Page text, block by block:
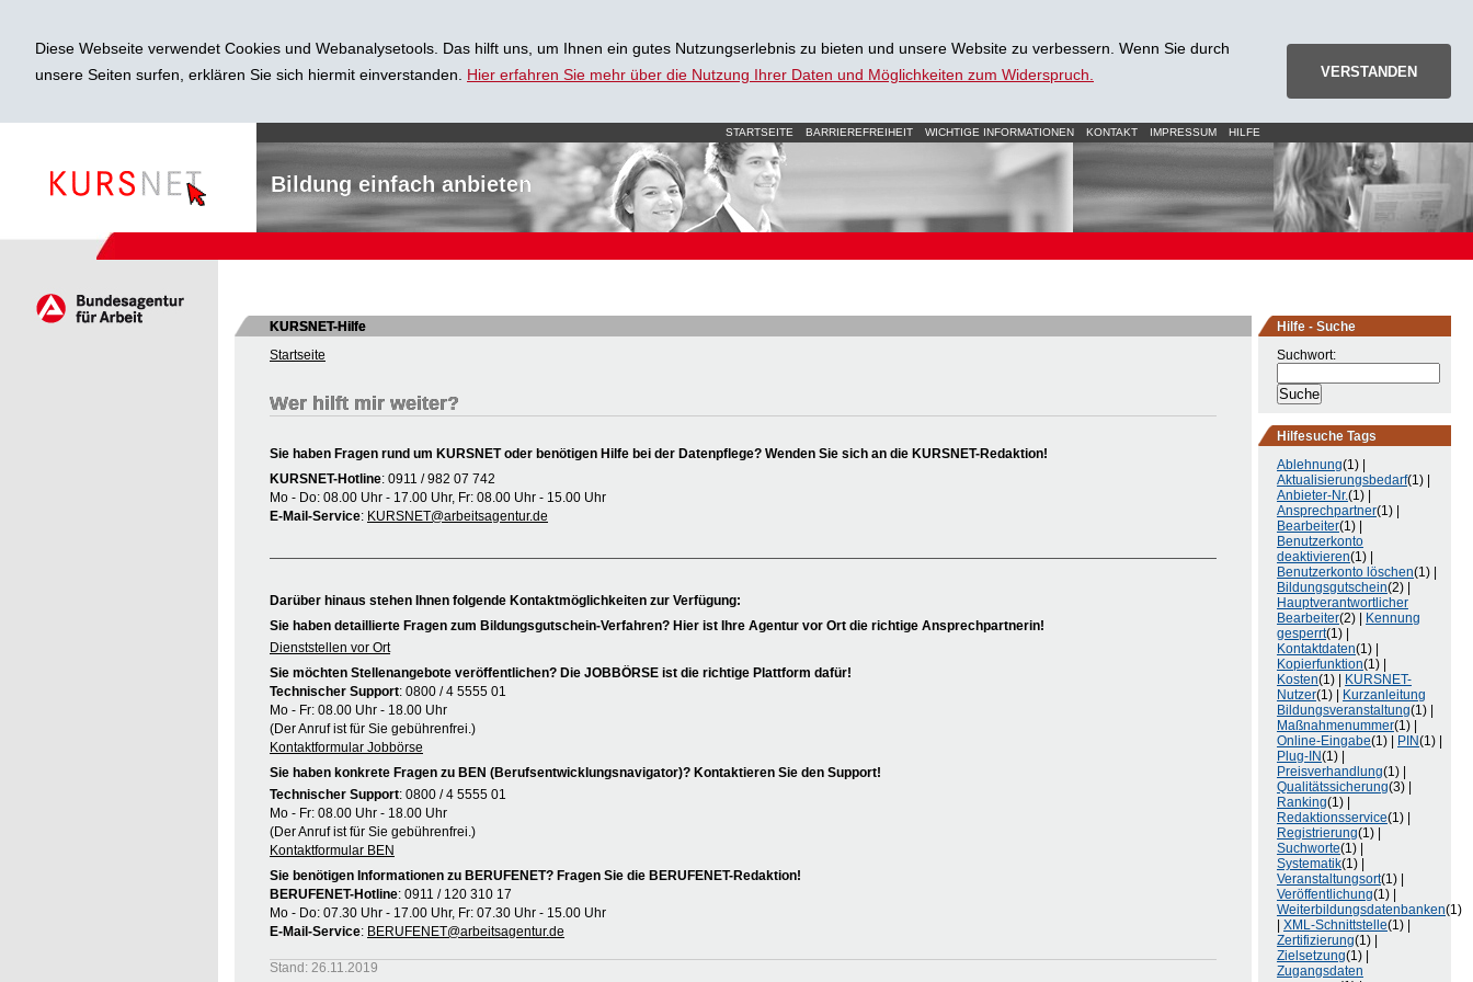
Diese Webseite verwendet Cookies und Webanalysetools. Das hilft uns, um Ihnen ein gutes Nutzungserlebnis zu bieten und unsere Website zu verbessern. Wenn Sie durch
unsere Seiten surfen, erklären Sie sich hiermit einverstanden. Hier erfahren Sie mehr über die Nutzung Ihrer Daten und Möglichkeiten zum Widerspruch. VERSTANDEN
STARTSEITE BARRIEREFREIHEIT WICHTIGE INFORMATIONEN KONTAKT IMPRESSUM HILFE
Bildung einfach anbieten
Hilfe - Suche
Suchwort:
Hilfesuche Tags
Ablehnung(1) |
Aktualisierungsbedarf(1) |
Anbieter-Nr.(1) |
Ansprechpartner(1) |
Bearbeiter(1) |
Benutzerkonto
deaktivieren(1) |
Benutzerkonto löschen(1) |
Bildungsgutschein(2) |
Hauptverantwortlicher
Bearbeiter(2) |
Kennung
gesperrt(1) |
Kontaktdaten(1) |
Kopierfunktion(1) |
Kosten(1) |
KURSNET-
Nutzer(1) |
Kurzanleitung
Bildungsveranstaltung(1) |
Maßnahmenummer(1) |
Online-Eingabe(1) | PIN(1) |
Plug-IN(1) |
Preisverhandlung(1) |
Qualitätssicherung(3) |
Ranking(1) |
Redaktionsservice(1) |
Registrierung(1) |
Suchworte(1) |
Systematik(1) |
Veranstaltungsort(1) |
Veröffentlichung(1) |
Weiterbildungsdatenbanken(1)
XML-Schnittstelle(1) |
Zertifizierung(1) |
Zielsetzung(1) |
Zugangsdaten
KURSNET-Hilfe
Startseite
Wer hilft mir weiter?
Sie haben Fragen rund um KURSNET oder benötigen Hilfe bei der Datenpflege? Wenden Sie sich an die KURSNET-Redaktion!
KURSNET-Hotline: 0911 / 982 07 742
Mo - Do: 08.00 Uhr - 17.00 Uhr, Fr: 08.00 Uhr - 15.00 Uhr
E-Mail-Service: KURSNET@arbeitsagentur.de
Darüber hinaus stehen Ihnen folgende Kontaktmöglichkeiten zur Verfügung:
Sie haben detaillierte Fragen zum Bildungsgutschein-Verfahren? Hier ist Ihre Agentur vor Ort die richtige Ansprechpartnerin!
Dienststellen vor Ort
Sie möchten Stellenangebote veröffentlichen? Die JOBBÖRSE ist die richtige Plattform dafür!
Technischer Support: 0800 / 4 5555 01
Mo - Fr: 08.00 Uhr - 18.00 Uhr
(Der Anruf ist für Sie gebührenfrei.)
Kontaktformular Jobbörse
Sie haben konkrete Fragen zu BEN (Berufsentwicklungsnavigator)? Kontaktieren Sie den Support!
Technischer Support: 0800 / 4 5555 01
Mo - Fr: 08.00 Uhr - 18.00 Uhr
(Der Anruf ist für Sie gebührenfrei.)
Kontaktformular BEN
Sie benötigen Informationen zu BERUFENET? Fragen Sie die BERUFENET-Redaktion!
BERUFENET-Hotline: 0911 / 120 310 17
Mo - Do: 07.30 Uhr - 17.00 Uhr, Fr: 07.30 Uhr - 15.00 Uhr
E-Mail-Service: BERUFENET@arbeitsagentur.de
Stand: 26.11.2019